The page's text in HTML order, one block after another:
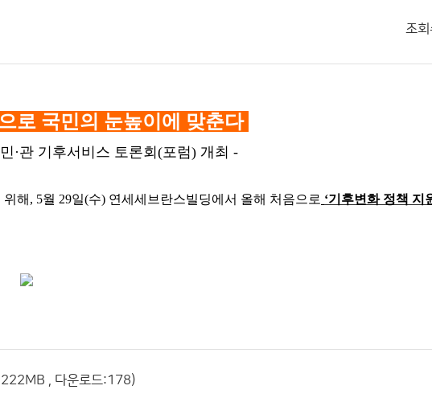
조회
로 국민의 눈높이에 맞춘다
·관 기후서비스 토론회 (포럼) 개최 -
위해 , 5월 29일(수) 연세세브란스빌딩에서 올해 처음으로 ‘기후변화 정책 지
, 다운로드:178)